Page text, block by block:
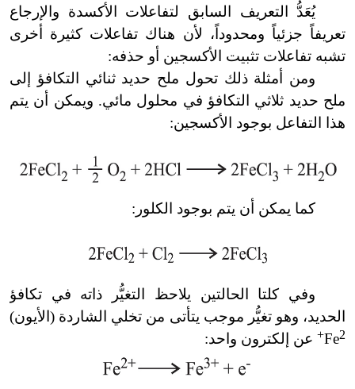
يُعَدُّ التعريف السابق لتفاعلات الأكسدة والإرجاع
تعريفاً جزئياً ومحدوداً، لأن هناك تفاعلات كثيرة أخرى
تشبه تفاعلات تثبيت الأكسجين أو حذفه:
ومن أمثلة ذلك تحول ملح حديد ثنائي التكافؤ إلى
ملح حديد ثلاثي التكافؤ في محلول مائي. ويمكن أن يتم
هذا التفاعل بوجود الأكسجين:
كما يمكن أن يتم بوجود الكلور:
وفي كلتا الحالتين يلاحظ التغيُّر ذاته في تكافؤ
الحديد، وهو تغيُّر موجب يتأتى من تخلي الشاردة (الأيون)
Fe2+ عن إلكترون واحد: